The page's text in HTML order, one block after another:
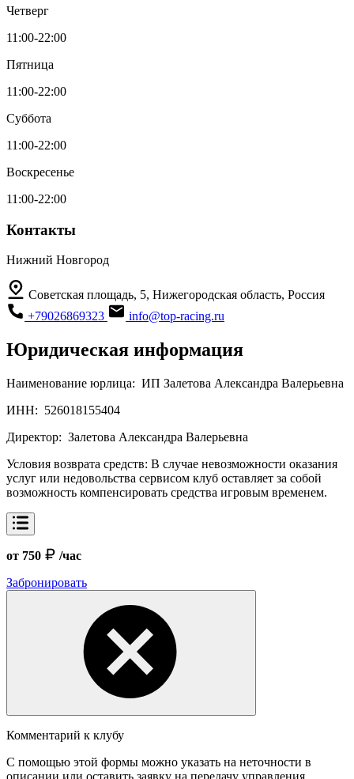
Четверг
11:00-22:00
Пятница
11:00-22:00
Суббота
11:00-22:00
Воскресенье
11:00-22:00
Контакты
Нижний Новгород
Советская площадь, 5, Нижегородская область, Россия
+79026869323
info@top-racing.ru
Юридическая информация
Наименование юрлица: ИП Залетова Александра Валерьевна
ИНН: 526018155404
Директор: Залетова Александра Валерьевна
Условия возврата средств: В случае невозможности оказания
услуг или недовольства сервисом клуб оставляет за собой
возможность компенсировать средства игровым временем.
от 750
/час
Забронировать
Комментарий к клубу
С помощью этой формы можно указать на неточности в